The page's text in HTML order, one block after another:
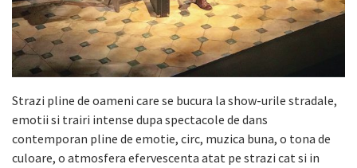
Strazi pline de oameni care se bucura la show-urile stradale,
emotii si trairi intense dupa spectacole de dans
contemporan pline de emotie, circ, muzica buna, o tona de
culoare, o atmosfera efervescenta atat pe strazi cat si in